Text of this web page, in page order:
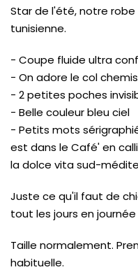
Star de l'été, notre
tunisienne.
- Coupe fluide ultra
- On adore le col
- 2 petites poches
- Belle couleur bleu ciel
- Petits mots
est dans le Café' en
la dolce vita sud-
Juste ce qu'il faut de
tout les jours en
Taille normalement.
habituelle.